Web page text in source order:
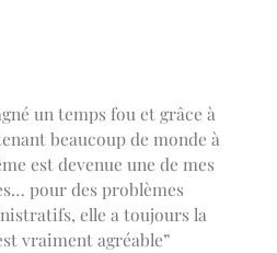
un temps fou et grâce à
beaucoup de monde à
est devenue une de mes
pour des problèmes
elle a toujours la
vraiment agréable”